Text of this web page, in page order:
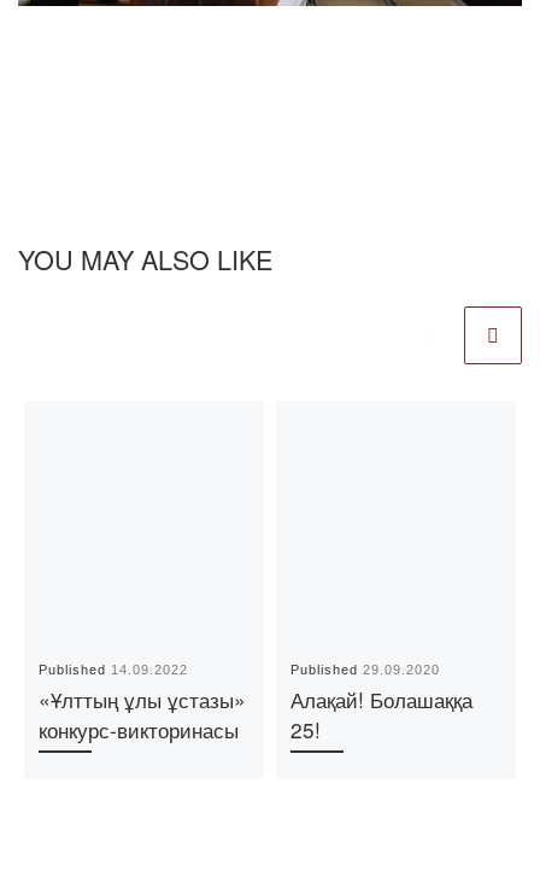
YOU MAY ALSO LIKE
Published 14.09.2022
«Ұлттың ұлы ұстазы»
конкурс-викторинасы
Published29.09.2020
Алақай! Болашаққа
25!